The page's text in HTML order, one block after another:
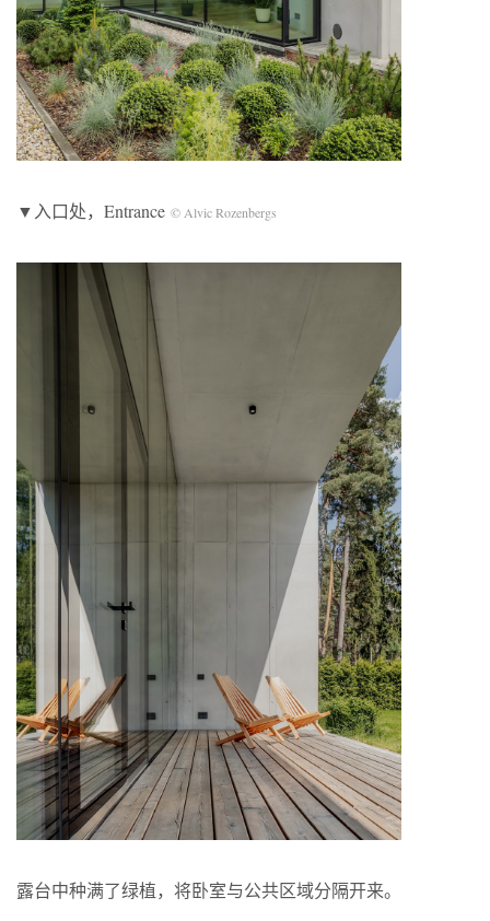
▼入口处，Entrance ©️ Alvic Rozenbergs
露台中种满了绿植，将卧室与公共区域分隔开来。